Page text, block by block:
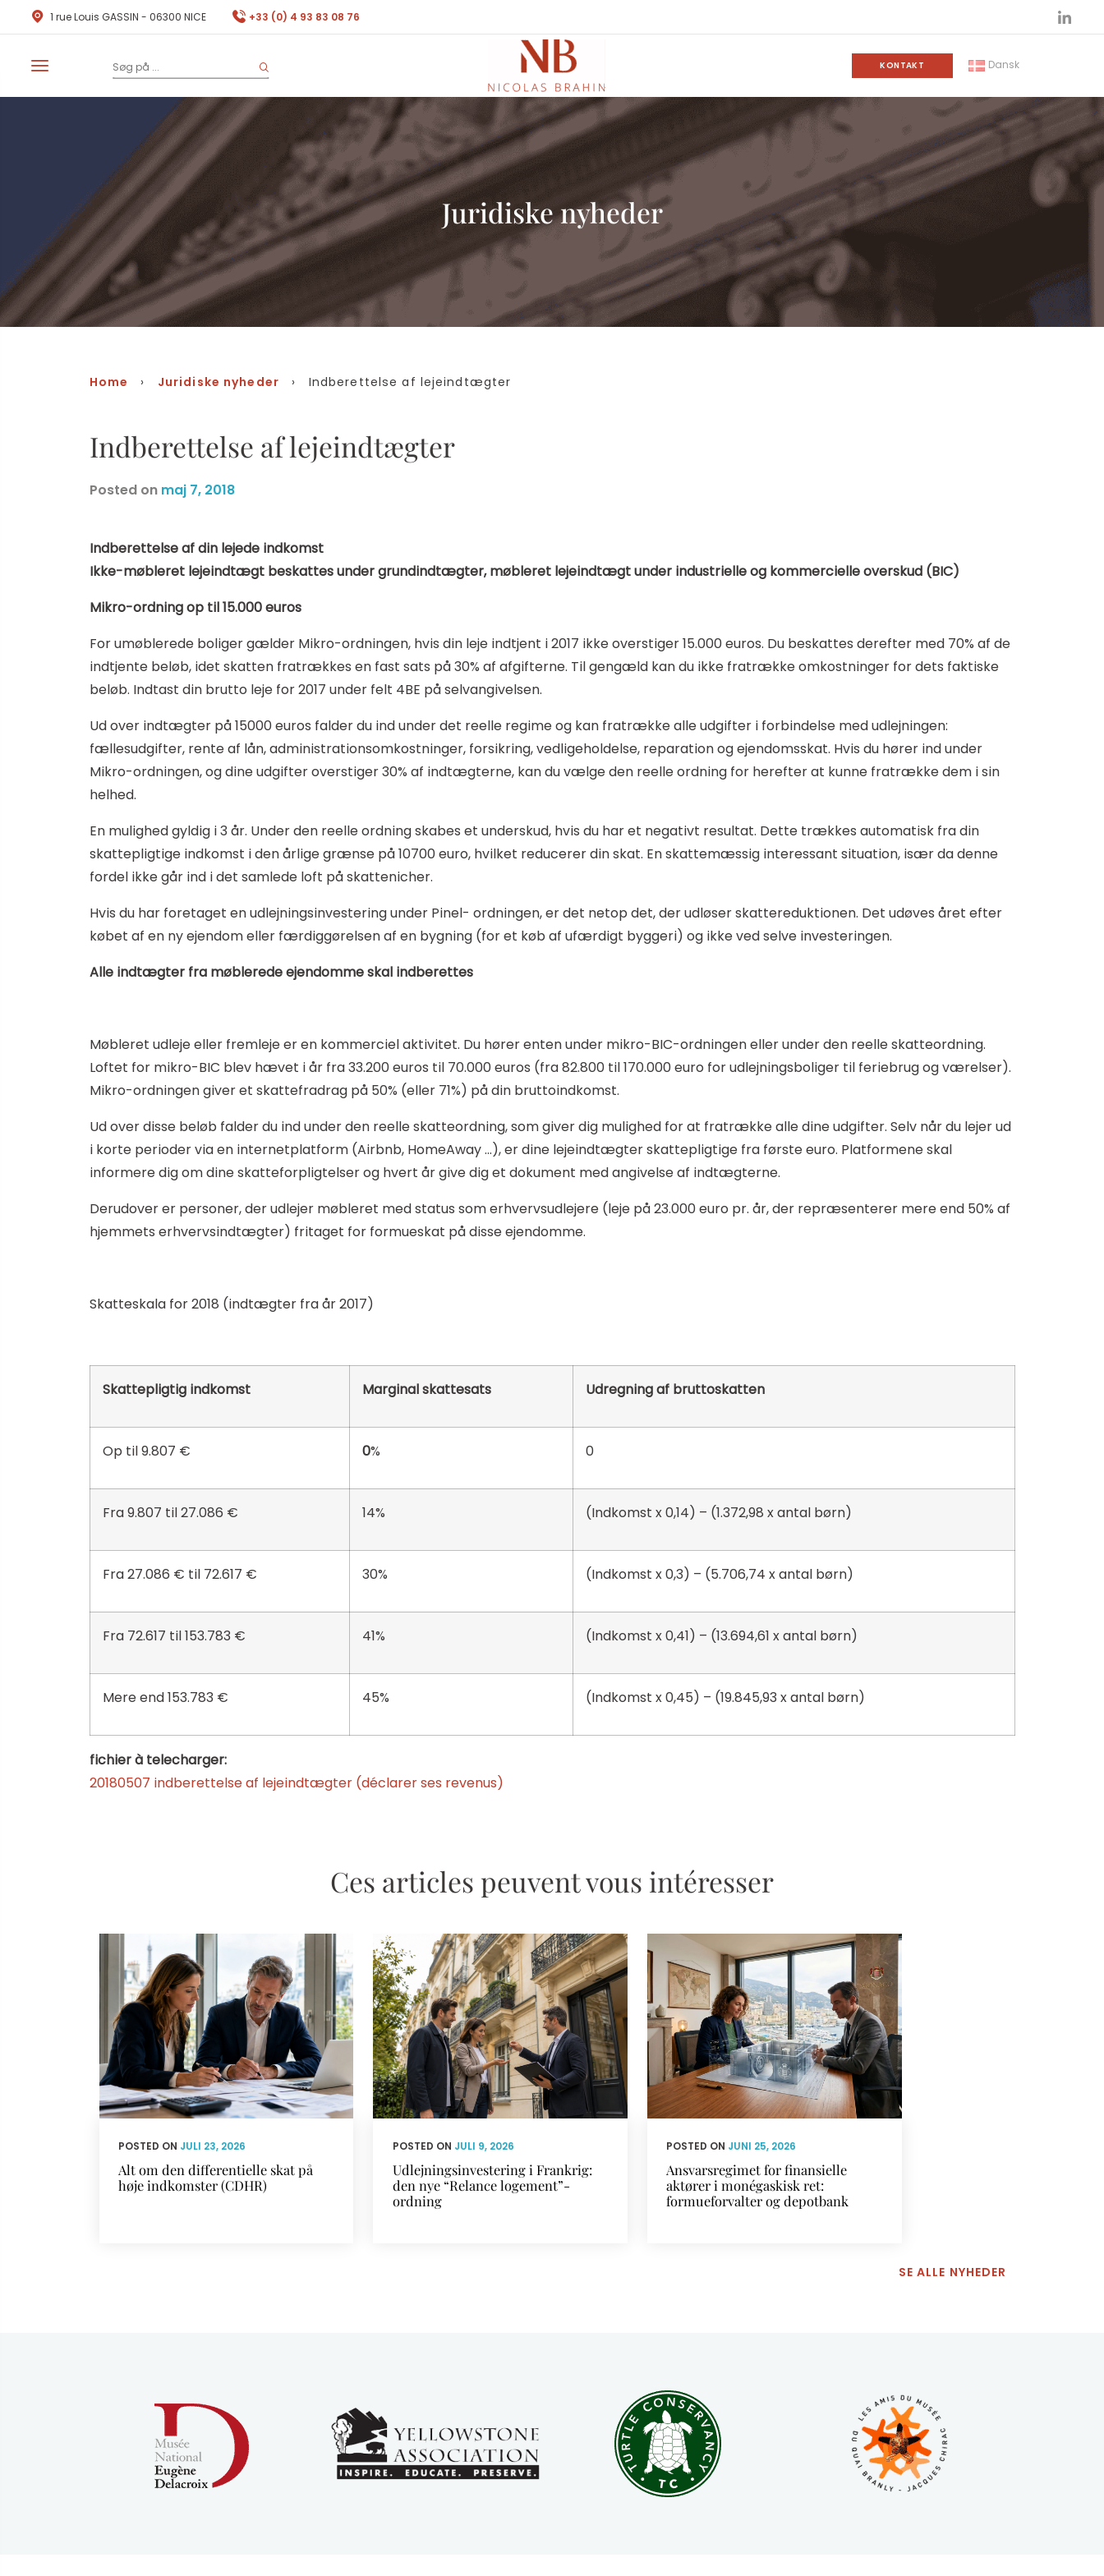
1 rue Louis GASSIN - 06300 NICE +33 (0) 4 93 83 08 76
KONTAKT Dansk
Juridiske nyheder
Home › Juridiske nyheder › Indberettelse af lejeindtægter
Indberettelse af lejeindtægter
Posted on maj 7, 2018
Indberettelse af din lejede indkomst
Ikke-møbleret lejeindtægt beskattes under grundindtægter, møbleret lejeindtægt under industrielle og kommercielle overskud (BIC)
Mikro-ordning op til 15.000 euros
For umøblerede boliger gælder Mikro-ordningen, hvis din leje indtjent i 2017 ikke overstiger 15.000 euros. Du beskattes derefter med 70% af de
indtjente beløb, idet skatten fratrækkes en fast sats på 30% af afgifterne. Til gengæld kan du ikke fratrække omkostninger for dets faktiske
beløb. Indtast din brutto leje for 2017 under felt 4BE på selvangivelsen.
Ud over indtægter på 15000 euros falder du ind under det reelle regime og kan fratrække alle udgifter i forbindelse med udlejningen:
fællesudgifter, rente af lån, administrationsomkostninger, forsikring, vedligeholdelse, reparation og ejendomsskat. Hvis du hører ind under
Mikro-ordningen, og dine udgifter overstiger 30% af indtægterne, kan du vælge den reelle ordning for herefter at kunne fratrække dem i sin
helhed.
En mulighed gyldig i 3 år. Under den reelle ordning skabes et underskud, hvis du har et negativt resultat. Dette trækkes automatisk fra din
skattepligtige indkomst i den årlige grænse på 10700 euro, hvilket reducerer din skat. En skattemæssig interessant situation, især da denne
fordel ikke går ind i det samlede loft på skattenicher.
Hvis du har foretaget en udlejningsinvestering under Pinel- ordningen, er det netop det, der udløser skattereduktionen. Det udøves året efter
købet af en ny ejendom eller færdiggørelsen af en bygning (for et køb af ufærdigt byggeri) og ikke ved selve investeringen.
Alle indtægter fra møblerede ejendomme skal indberettes
Møbleret udleje eller fremleje er en kommerciel aktivitet. Du hører enten under mikro-BIC-ordningen eller under den reelle skatteordning.
Loftet for mikro-BIC blev hævet i år fra 33.200 euros til 70.000 euros (fra 82.800 til 170.000 euro for udlejningsboliger til feriebrug og værelser).
Mikro-ordningen giver et skattefradrag på 50% (eller 71%) på din bruttoindkomst.
Ud over disse beløb falder du ind under den reelle skatteordning, som giver dig mulighed for at fratrække alle dine udgifter. Selv når du lejer ud
i korte perioder via en internetplatform (Airbnb, HomeAway …), er dine lejeindtægter skattepligtige fra første euro. Platformene skal
informere dig om dine skatteforpligtelser og hvert år give dig et dokument med angivelse af indtægterne.
Derudover er personer, der udlejer møbleret med status som erhvervsudlejere (leje på 23.000 euro pr. år, der repræsenterer mere end 50% af
hjemmets erhvervsindtægter) fritaget for formueskat på disse ejendomme.
Skatteskala for 2018 (indtægter fra år 2017)
Skattepligtig indkomst Marginal skattesats Udregning af bruttoskatten
Op til 9.807 € 0% 0
Fra 9.807 til 27.086 € 14% (Indkomst x 0,14) – (1.372,98 x antal børn)
Fra 27.086 € til 72.617 € 30% (Indkomst x 0,3) – (5.706,74 x antal børn)
Fra 72.617 til 153.783 € 41% (Indkomst x 0,41) – (13.694,61 x antal børn)
Mere end 153.783 € 45% (Indkomst x 0,45) – (19.845,93 x antal børn)
fichier à telecharger:
20180507 indberettelse af lejeindtægter (déclarer ses revenus)
Ces articles peuvent vous intéresser
POSTED ON JULI 23, 2026
Alt om den differentielle skat på
høje indkomster (CDHR)
POSTED ON JULI 9, 2026
Udlejningsinvestering i Frankrig:
den nye “Relance logement”-
ordning
POSTED ON JUNI 25, 2026
Ansvarsregimet for finansielle
aktører i monégaskisk ret:
formueforvalter og depotbank
SE ALLE NYHEDER